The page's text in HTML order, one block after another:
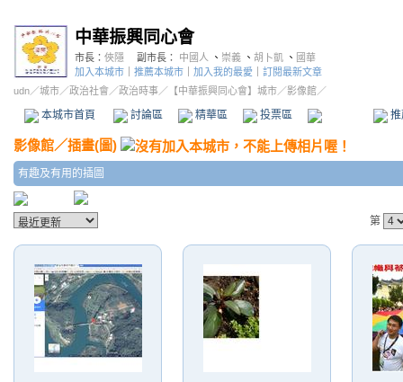
中華振興同心會
市長： 俠隱 副市長： 中國人 、 崇義 、 胡卜凱 、 國華
加入本城市
推薦本城市 加入我的最愛
訂閱最新文章
udn／城市／政治社會 ／政治時事／ 【中華振興同心會】城市／影像館／
本城市首頁 討論區 精華區 投票區 影像館
影像館／插畫(圖)
有趣及有用的插圖
第